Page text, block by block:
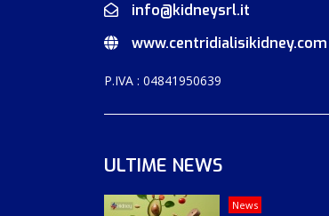
info@kidneysrl.it
www.centridialisikidney.com
P.IVA : 04841950639
ULTIME NEWS
News